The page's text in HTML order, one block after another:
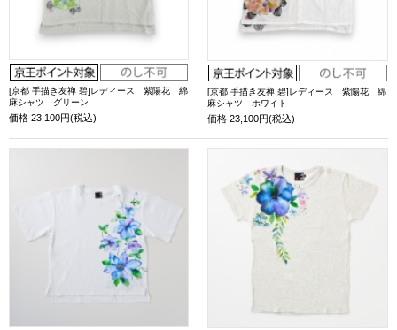
[京都 手描き友禅 碧]レディース 紫陽花 綿
麻シャツ グリーン
価格 23,100円(税込)
[京都 手描き友禅 碧]レディース 紫陽花 綿
麻シャツ ホワイト
価格 23,100円(税込)